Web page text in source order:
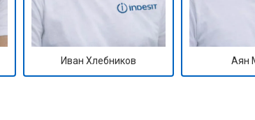
Иван Хлебников Аян